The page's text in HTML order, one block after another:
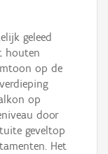
geleed
houten
op de
op
door
geveltop
Het